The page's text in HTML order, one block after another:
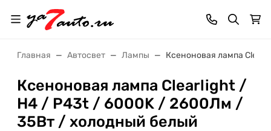
Главная Автосвет Лампы Ксеноновая лампа
Ксеноновая лампа Clearlight /
Н4 / P43t / 6000K / 2600Лм /
35Вт / холодный белый